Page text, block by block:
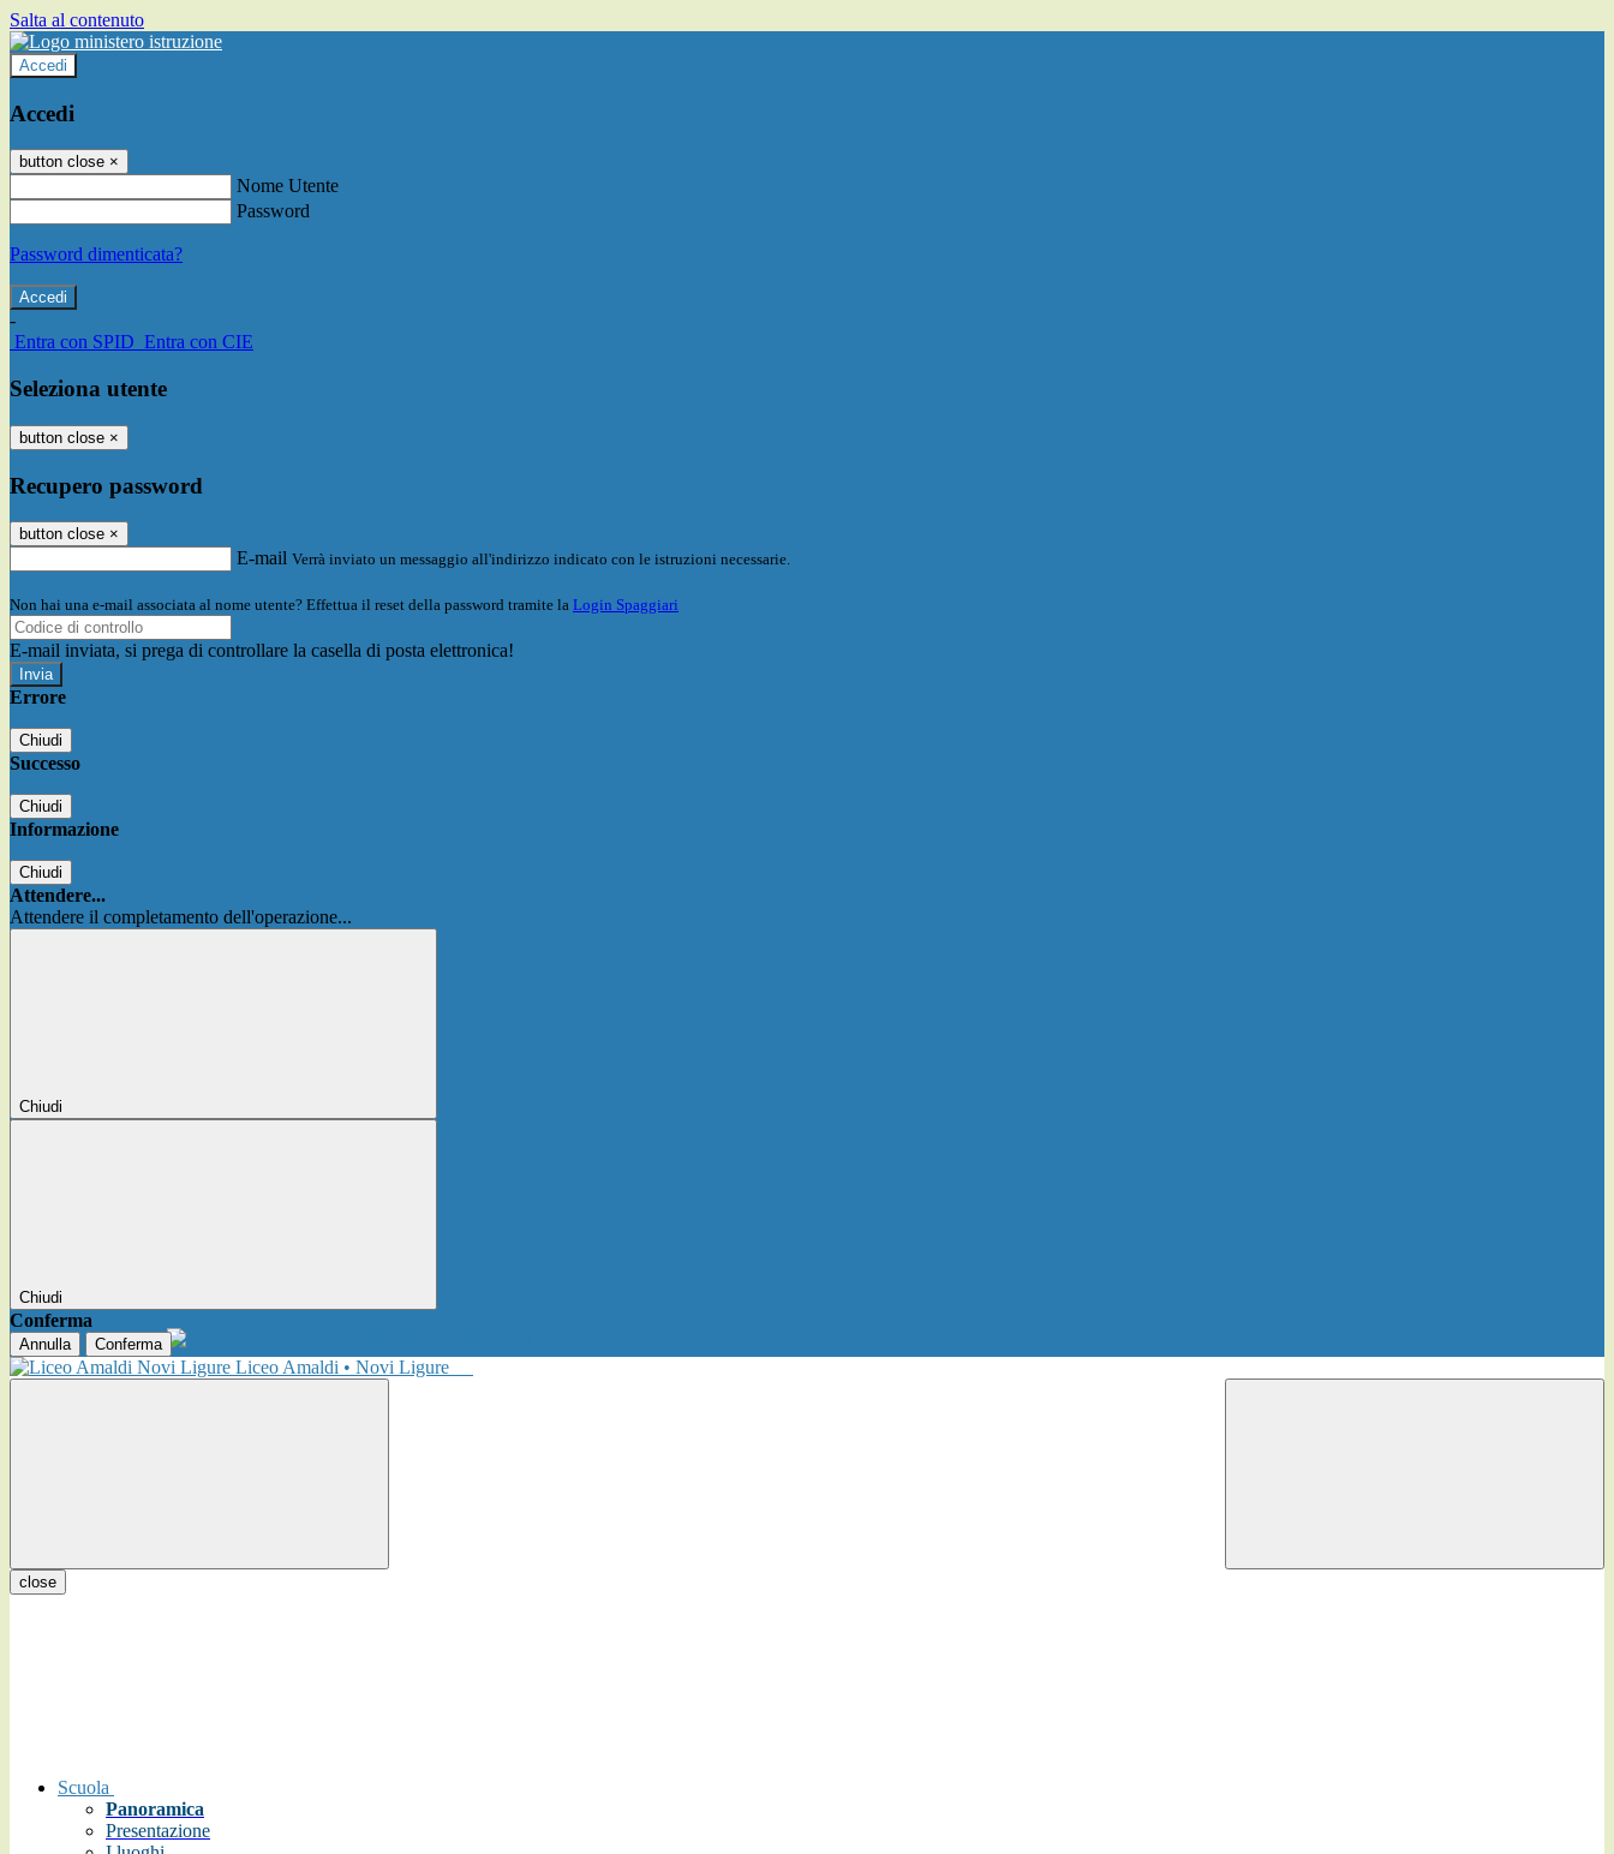
Salta al contenuto
Accedi
Accedi
button close ×
Nome Utente
Password
Password dimenticata?
-
Entra con SPID Entra con CIE
Seleziona utente
button close ×
Recupero password
button close ×
E-mail Verrà inviato un messaggio all'indirizzo indicato con le istruzioni necessarie.
Non hai una e-mail associata al nome utente? Effettua il reset della password tramite la Login Spaggiari
E-mail inviata, si prega di controllare la casella di posta elettronica!
Errore
Chiudi
Successo
Chiudi
Informazione
Chiudi
Attendere...
Attendere il completamento dell'operazione...
Chiudi
Chiudi
Conferma
Annulla Conferma
Liceo Amaldi • Novi Ligure
close
Scuola
Panoramica
Presentazione